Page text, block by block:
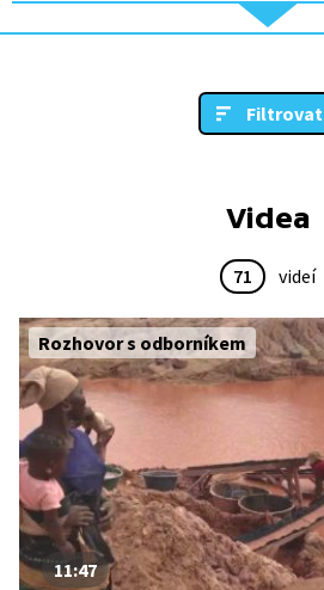
Filtrovat
Videa
71 videí
Rozhovor s odborníkem
11:47